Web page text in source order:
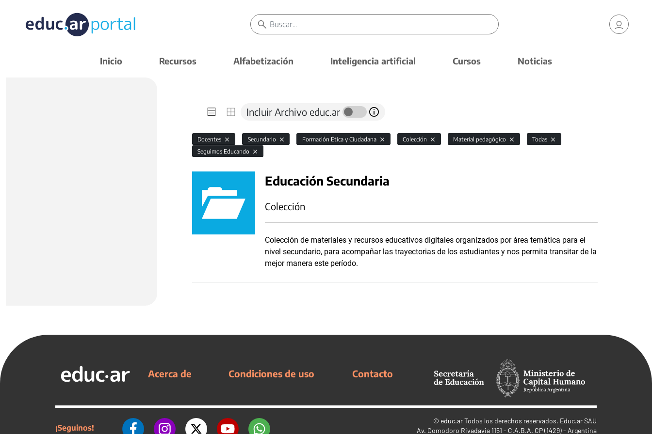
Inicio Recursos Alfabetización Inteligencia artificial Cursos Noticias
Incluir Archivo educ.ar
Docentes Secundario Formación Ética y Ciudadana Colección Material pedagógico
Todas
Seguimos Educando
Educación Secundaria
Colección
Colección de materiales y recursos educativos digitales organizados por área temática para el
nivel secundario, para acompañar las trayectorias de los estudiantes y nos permita transitar de la
mejor manera este período.
Acerca de Condiciones de uso Contacto
¡Seguinos!
© educ.arTodos los derechos reservados. Educ.ar SAU
Av. Comodoro Rivadavia 1151 - C.A.B.A. CP (1429) - Argentina